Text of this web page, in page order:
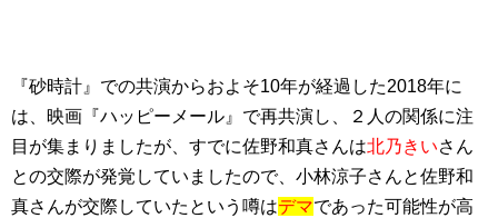
『砂時計』での共演からおよそ10年が経過した2018年に
は、映画『ハッピーメール』で再共演し、２人の関係に注
目が集まりましたが、すでに佐野和真さんは北乃きいさん
との交際が発覚していましたので、小林涼子さんと佐野和
真さんが交際していたという噂はデマであった可能性が高